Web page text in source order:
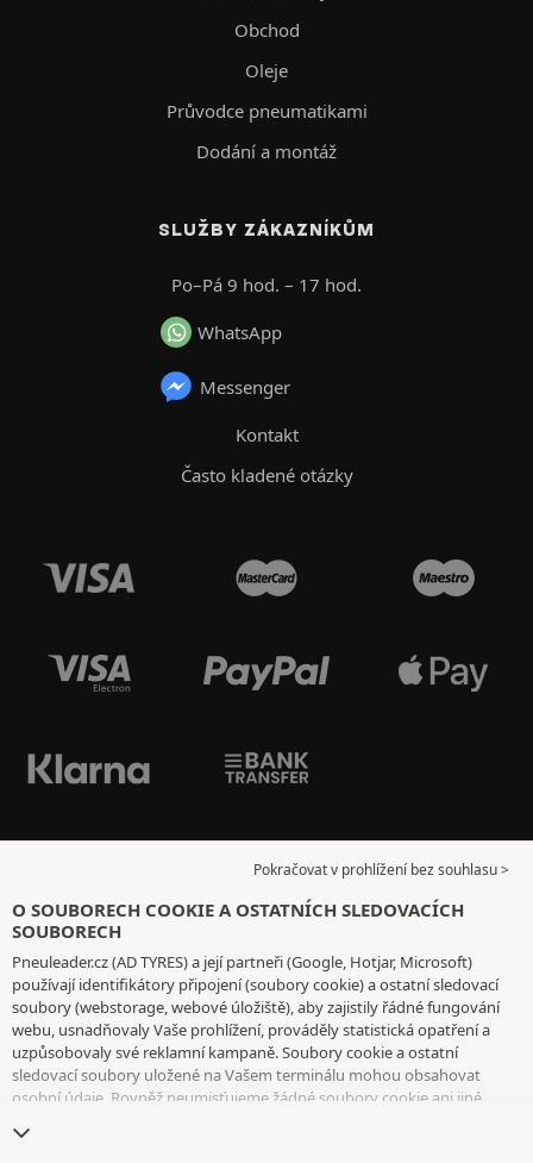
Obchod
Oleje
Průvodce pneumatikami
Dodání a montáž
SLUŽBY ZÁKAZNÍKŮM
Po–Pá 9 hod. – 17 hod.
WhatsApp
Messenger
Kontakt
Často kladené otázky
Pokračovat v prohlížení bez souhlasu >
O SOUBORECH COOKIE A OSTATNÍCH SLEDOVACÍCH
SOUBORECH
Pneuleader.cz (AD TYRES) a její partneři (Google, Hotjar, Microsoft)
používají identifikátory připojení (soubory cookie) a ostatní sledovací
soubory (webstorage, webové úložiště), aby zajistily řádné fungování
webu, usnadňovaly Vaše prohlížení, prováděly statistická opatření a
uzpůsobovaly své reklamní kampaně. Soubory cookie a ostatní
sledovací soubory uložené na Vašem terminálu mohou obsahovat
osobní údaje. Rovněž neumisťujeme žádné soubory cookie ani jiné
vyjma těch, které jsou nezbytné pro fungování webu. Vaši volbu